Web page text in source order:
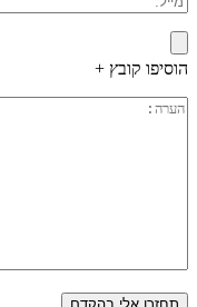
הוסיפו קובץ +